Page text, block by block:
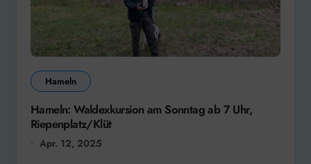
Hameln
Hameln: Waldexkursion am Sonntag ab 7 Uhr,
Riepenplatz/Klüt
Apr. 12, 2025